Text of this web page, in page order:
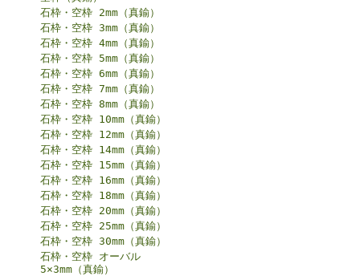
石枠・空枠 2mm（真鍮）
石枠・空枠 3mm（真鍮）
石枠・空枠 4mm（真鍮）
石枠・空枠 5mm（真鍮）
石枠・空枠 6mm（真鍮）
石枠・空枠 7mm（真鍮）
石枠・空枠 8mm（真鍮）
石枠・空枠 10mm（真鍮）
石枠・空枠 12mm（真鍮）
石枠・空枠 14mm（真鍮）
石枠・空枠 15mm（真鍮）
石枠・空枠 16mm（真鍮）
石枠・空枠 18mm（真鍮）
石枠・空枠 20mm（真鍮）
石枠・空枠 25mm（真鍮）
石枠・空枠 30mm（真鍮）
石枠・空枠 オーバル
5×3mm（真鍮）